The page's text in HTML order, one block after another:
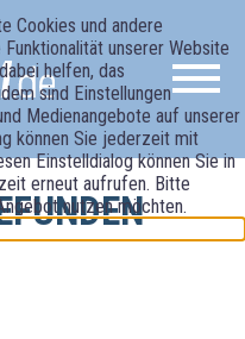
Cookies und andere
unserer Website
helfen, das
sind Einstellungen
Medienangebote auf unserer
können Sie jederzeit mit
Einstelldialog können Sie in
erneut aufrufen. Bitte
nutzen möchten.